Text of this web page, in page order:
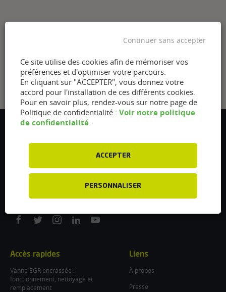
5 avenue des Renardières
info@flexfuel-company.com
On
On
On
On
On
Accès rapides
Vanne EGR encrassée :
fonctionnement, nettoyage et
remplacement
Liens
À propos
Presse
Ce site utilise des cookies afin de mémoriser vos
préférences et d'optimiser votre parcours.
En cliquant sur "ACCEPTER", vous donnez votre
accord pour l'installation de ces différents cookies.
Pour en savoir plus, rendez-vous sur notre page de
Politique de confidentialité : Voir notre politique
de confidentialité.
ACCEPTER
PERSONNALISER
Continuer sans accepter